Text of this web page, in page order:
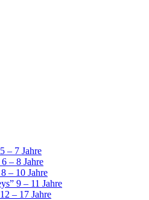
– 7 Jahre
– 8 Jahre
– 10 Jahre
9 – 11 Jahre
– 17 Jahre